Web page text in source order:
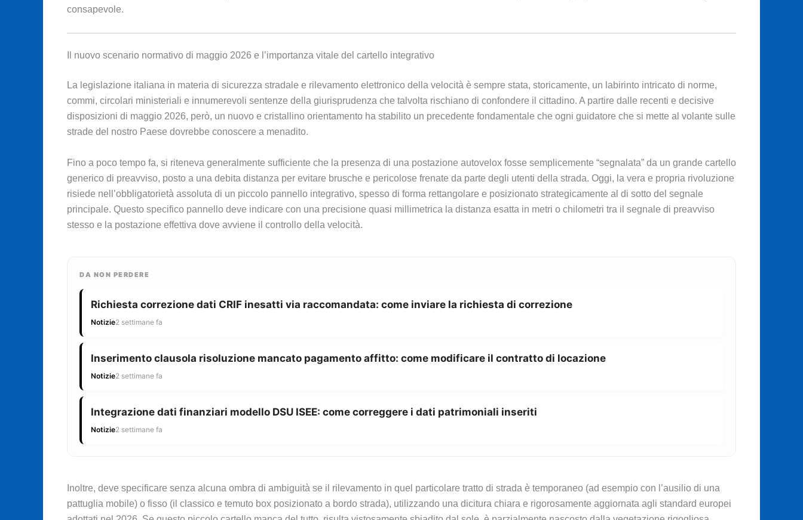
consapevole.
Il nuovo scenario normativo di maggio 2026 e l’importanza vitale del cartello integrativo
La legislazione italiana in materia di sicurezza stradale e rilevamento elettronico della velocità è sempre stata, storicamente, un labirinto intricato di norme,
commi, circolari ministeriali e innumerevoli sentenze della giurisprudenza che talvolta rischiano di confondere il cittadino. A partire dalle recenti e decisive
disposizioni di maggio 2026, però, un nuovo e cristallino orientamento ha stabilito un precedente fondamentale che ogni guidatore che si mette al volante sulle
strade del nostro Paese dovrebbe conoscere a menadito.
Fino a poco tempo fa, si riteneva generalmente sufficiente che la presenza di una postazione autovelox fosse semplicemente “segnalata” da un grande cartello
generico di preavviso, posto a una debita distanza per evitare brusche e pericolose frenate da parte degli utenti della strada. Oggi, la vera e propria rivoluzione
risiede nell’obbligatorietà assoluta di un piccolo pannello integrativo, spesso di forma rettangolare e posizionato strategicamente al di sotto del segnale
principale. Questo specifico pannello deve indicare con una precisione quasi millimetrica la distanza esatta in metri o chilometri tra il segnale di preavviso
stesso e la postazione effettiva dove avviene il controllo della velocità.
DA NON PERDERE
Richiesta correzione dati CRIF inesatti via raccomandata: come inviare la richiesta di correzione
Notizie2 settimane fa
Inserimento clausola risoluzione mancato pagamento affitto: come modificare il contratto di locazione
Notizie2 settimane fa
Integrazione dati finanziari modello DSU ISEE: come correggere i dati patrimoniali inseriti
Notizie2 settimane fa
Inoltre, deve specificare senza alcuna ombra di ambiguità se il rilevamento in quel particolare tratto di strada è temporaneo (ad esempio con l’ausilio di una
pattuglia mobile) o fisso (il classico e temuto box posizionato a bordo strada), utilizzando una dicitura chiara e rigorosamente aggiornata agli standard europei